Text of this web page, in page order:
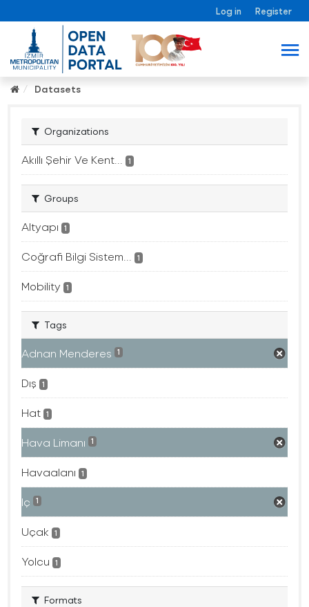
Log in Register
Datasets
Organizations
Akıllı Şehir Ve Kent... 1
Groups
Altyapı 1
Coğrafi Bilgi Sistem... 1
Mobility 1
Tags
Adnan Menderes 1
Dış 1
Hat 1
Hava Limanı 1
Havaalanı 1
Iç 1
Uçak 1
Yolcu 1
Formats